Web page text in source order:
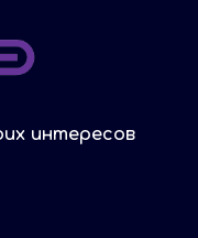
интересов